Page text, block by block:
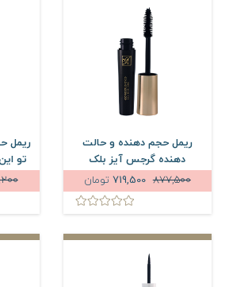
ریمل حجم دهنده و حالت
دهنده گرجس آیز بلک
دایموند مای877,500
719,500 تومان
ریمل
تو